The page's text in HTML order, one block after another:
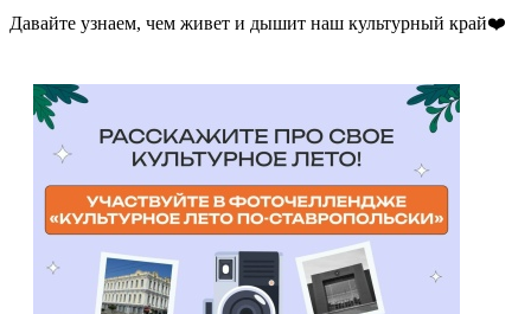
Давайте узнаем, чем живет и дышит наш культурный край❤️